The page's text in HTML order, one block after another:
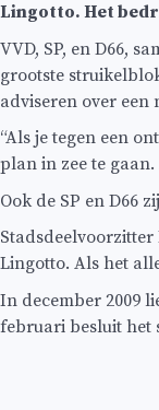
Lingotto. Het
VVD, SP, en D66,
grootste
adviseren over
“Als je tegen een
plan in zee te
Ook de SP en D66
Lingotto. Als het
In december 2009
februari besluit het